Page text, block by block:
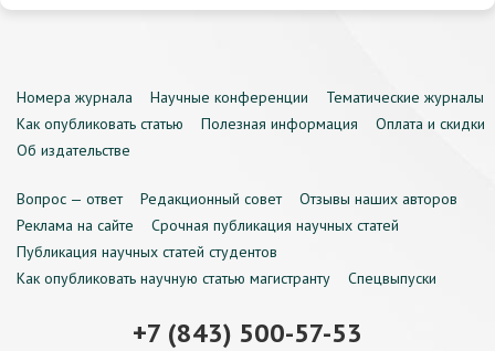
Номера журнала Научные конференции
Тематические журналы
Как опубликовать статью
Полезная информация
Оплата и скидки
Об издательстве
Вопрос — ответ Редакционный совет
Отзывы наших авторов
Реклама на сайте
Срочная публикация научных статей
Публикация научных статей студентов
Как опубликовать научную статью магистранту
Спецвыпуски
+7 (843) 500-57-53